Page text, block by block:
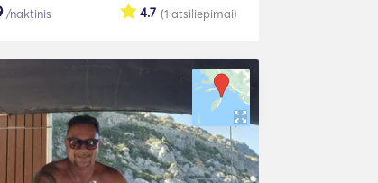
/naktinis (1 atsiliepimai)
4.7